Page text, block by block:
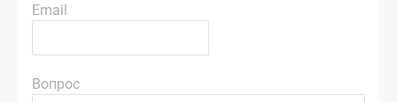
Email
Вопрос